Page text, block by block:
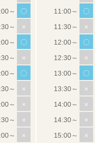
〇
×
〇
×
〇
×
×
×
×
〇
×
〇
×
〇
×
×
×
×